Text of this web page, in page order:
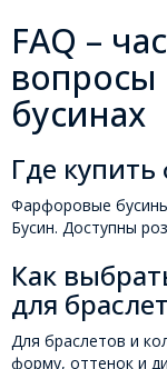
FAQ –
бусинах
Где
Фарфоровые
Бусин. Доступны
Как
для
Для браслетов и
форму, оттенок и